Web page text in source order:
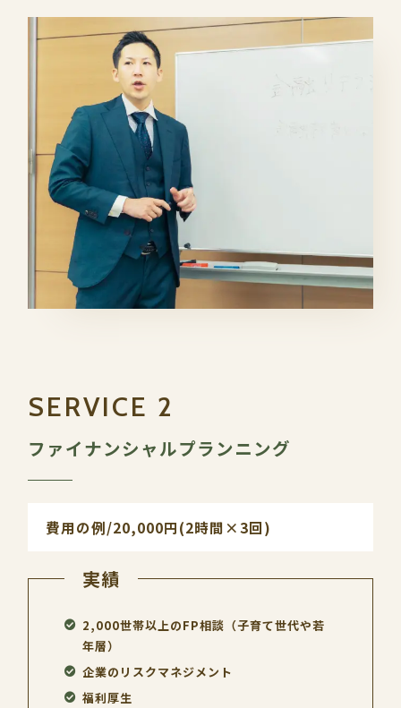
ファイナンシャルプランニング
費用の例/20,000円(2時間×3回)
実績
2,000世帯以上のFP相談（子育て世代や若
年層）
企業のリスクマネジメント
福利厚生